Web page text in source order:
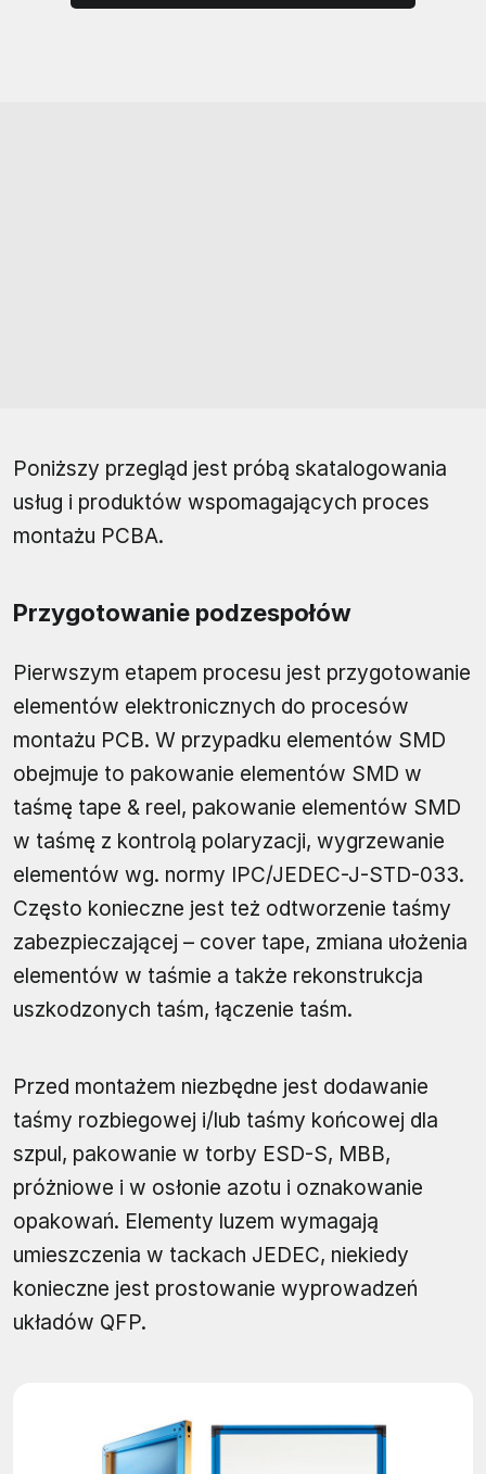
Poniższy przegląd jest próbą skatalogowania
usług i produktów wspomagających proces
montażu PCBA.
Przygotowanie podzespołów
Pierwszym etapem procesu jest przygotowanie
elementów elektronicznych do procesów
montażu PCB. W przypadku elementów SMD
obejmuje to pakowanie elementów SMD w
taśmę tape & reel, pakowanie elementów SMD
w taśmę z kontrolą polaryzacji, wygrzewanie
elementów wg. normy IPC/JEDEC-J-STD-033.
Często konieczne jest też odtworzenie taśmy
zabezpieczającej – cover tape, zmiana ułożenia
elementów w taśmie a także rekonstrukcja
uszkodzonych taśm, łączenie taśm.
Przed montażem niezbędne jest dodawanie
taśmy rozbiegowej i/lub taśmy końcowej dla
szpul, pakowanie w torby ESD-S, MBB,
próżniowe i w osłonie azotu i oznakowanie
opakowań. Elementy luzem wymagają
umieszczenia w tackach JEDEC, niekiedy
konieczne jest prostowanie wyprowadzeń
układów QFP.